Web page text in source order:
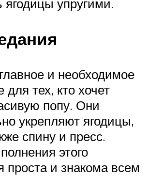
ягодицы упругими.
и необходимое
для тех, кто хочет
попу. Они
укрепляют ягодицы,
спину и пресс.
этого
проста и знакома всем